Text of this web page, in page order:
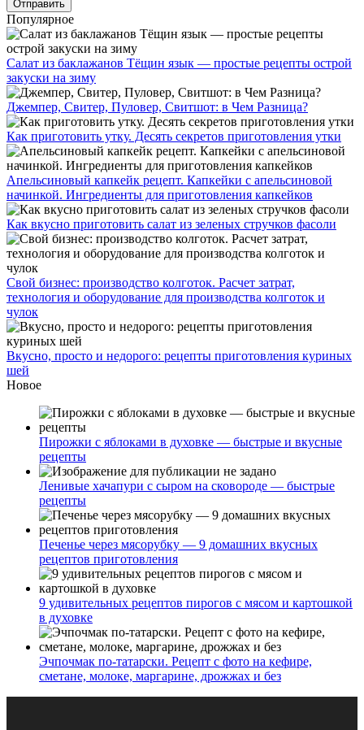
Популярное
Салат из баклажанов Тёщин язык — простые рецепты острой
закуски на зиму
Джемпер, Свитер, Пуловер, Свитшот: в Чем Разница?
Как приготовить утку. Десять секретов приготовления утки
Апельсиновый капкейк рецепт. Капкейки с апельсиновой
начинкой. Ингредиенты для приготовления капкейков
Как вкусно приготовить салат из зеленых стручков фасоли
Свой бизнес: производство колготок. Расчет затрат,
технология и оборудование для производства колготок и
чулок
Вкусно, просто и недорого: рецепты приготовления куриных
шей
Новое
Пирожки с яблоками в духовке — быстрые и вкусные
рецепты
Ленивые хачапури с сыром на сковороде — быстрые
рецепты
Печенье через мясорубку — 9 домашних вкусных
рецептов приготовления
9 удивительных рецептов пирогов с мясом и картошкой
в духовке
Эчпочмак по-татарски. Рецепт с фото на кефире,
сметане, молоке, маргарине, дрожжах и без